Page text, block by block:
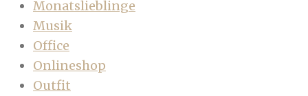
Monatslieblinge
Musik
Office
Onlineshop
Outfit